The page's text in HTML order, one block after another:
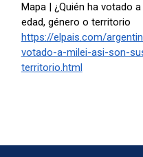
Mapa | ¿Quién ha votado
edad, género o territorio
https://elpais.com/
votado-a-milei-asi-son-
territorio.html